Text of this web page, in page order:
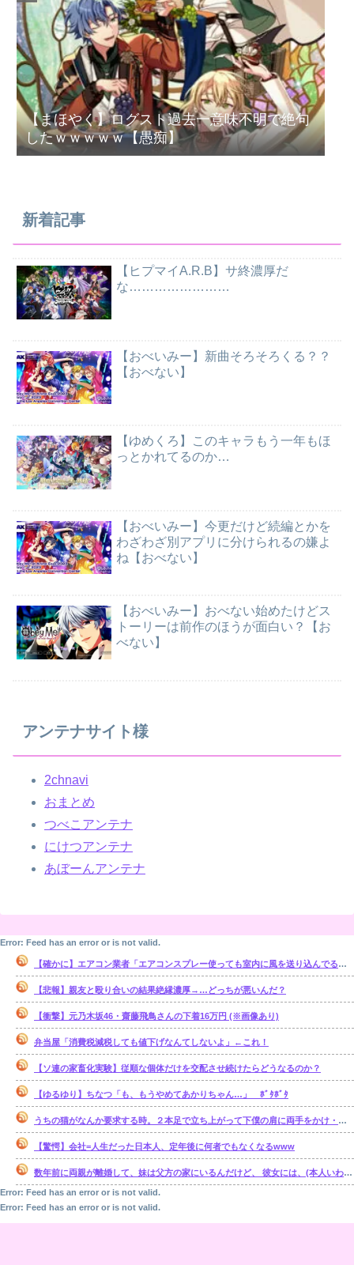
【まほやく】ログスト過去一意味不明で絶句
したｗｗｗｗｗ【愚痴】
新着記事
【ヒプマイA.R.B】サ終濃厚だ
な……………………
【おべいみー】新曲そろそろくる？？
【おべない】
【ゆめくろ】このキャラもう一年もほ
っとかれてるのか…
【おべいみー】今更だけど続編とかを
わざわざ別アプリに分けられるの嫌よ
ね【おべない】
【おべいみー】おべない始めたけどス
トーリーは前作のほうが面白い？【お
べない】
アンテナサイト様
2chnavi
おまとめ
つべこアンテナ
にけつアンテナ
あぼーんアンテナ
Error: Feed has an error or is not valid.
【確かに】エアコン業者「エアコンスプレー使っても室内に風を送り込んでるファンは汚いままですよ」
【悲報】親友と殴り合いの結果絶縁濃厚→…どっちが悪いんだ？
【衝撃】元乃木坂46・齋藤飛鳥さんの下着16万円 (※画像あり)
弁当屋「消費税減税しても値下げなんてしないよ」←これ！
【ソ連の家畜化実験】従順な個体だけを交配させ続けたらどうなるのか？
【ゆるゆり】ちなつ「も、もうやめてあかりちゃん…」 ﾎﾞﾀﾎﾞﾀ
うちの猫がなんか要求する時。２本足で立ち上がって下僕の肩に両手をかけ・・・【再】
【驚愕】会社=人生だった日本人、定年後に何者でもなくなるwww
数年前に両親が離婚して、妹は父方の家にいるんだけど、 彼女には、(本人いわく)霊感があるらしい。【再】
Error: Feed has an error or is not valid.
Error: Feed has an error or is not valid.